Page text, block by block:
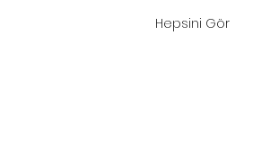
Hepsini Gör